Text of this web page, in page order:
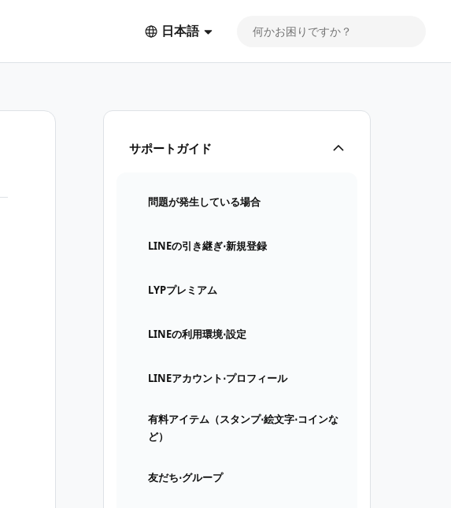
日本語
サポートガイド
問題が発生している場合
LINEの引き継ぎ⋅新規登録
LYPプレミアム
LINEの利用環境⋅設定
LINEアカウント⋅プロフィール
有料アイテム（スタンプ⋅絵文字⋅コインな
ど）
友だち⋅グループ